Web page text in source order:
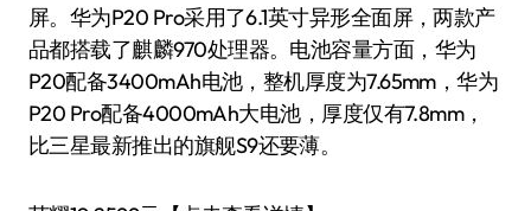
屏。华为P20 Pro采用了6.1英寸异形全面屏，两款产
品都搭载了麒麟970处理器。电池容量方面，华为
P20配备3400mAh电池，整机厚度为7.65mm，华为
P20 Pro配备4000mAh大电池，厚度仅有7.8mm，
比三星最新推出的旗舰S9还要薄。